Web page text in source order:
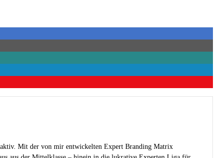
Mit der von mir entwickelten Expert Branding Matrix